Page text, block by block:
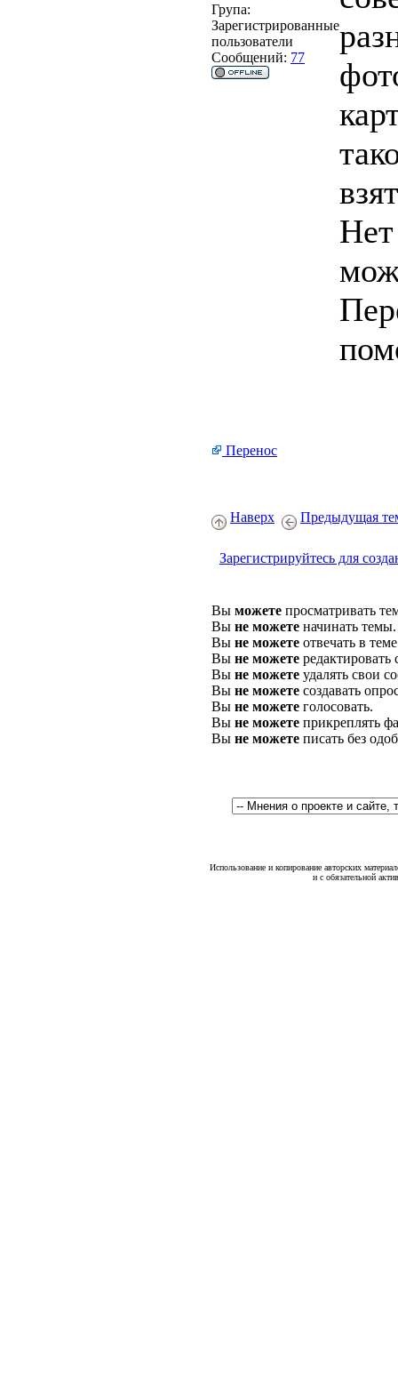
Група:
Зарегистрированные
пользователи
Сообщений: 77
Нет
Перенос
Наверх Предыдущая
Зарегистрируйтесь для
Вы можете просматривать
Вы не можете начинать темы.
Вы не можете отвечать в
Вы не можете
Вы не можете удалять свои
Вы не можете создавать
Вы не можете голосовать.
Вы не можете прикреплять
Вы не можете писать без
Использование и копирование авторских
и с обязательной